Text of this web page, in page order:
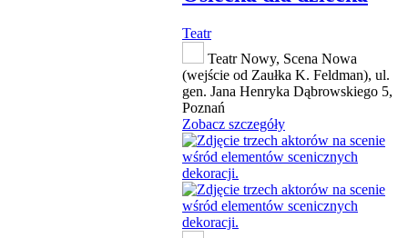
Teatr
Teatr Nowy, Scena Nowa
(wejście od Zaułka K. Feldman), ul.
gen. Jana Henryka Dąbrowskiego 5,
Poznań
Zobacz szczegóły